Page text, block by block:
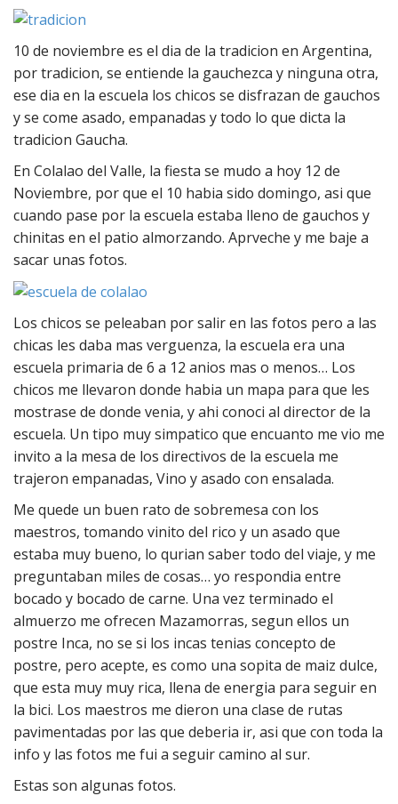
10 de noviembre es el dia de la tradicion en Argentina,
por tradicion, se entiende la gauchezca y ninguna otra,
ese dia en la escuela los chicos se disfrazan de gauchos
y se come asado, empanadas y todo lo que dicta la
tradicion Gaucha.
En Colalao del Valle, la fiesta se mudo a hoy 12 de
Noviembre, por que el 10 habia sido domingo, asi que
cuando pase por la escuela estaba lleno de gauchos y
chinitas en el patio almorzando. Aprveche y me baje a
sacar unas fotos.
Los chicos se peleaban por salir en las fotos pero a las
chicas les daba mas verguenza, la escuela era una
escuela primaria de 6 a 12 anios mas o menos… Los
chicos me llevaron donde habia un mapa para que les
mostrase de donde venia, y ahi conoci al director de la
escuela. Un tipo muy simpatico que encuanto me vio me
invito a la mesa de los directivos de la escuela me
trajeron empanadas, Vino y asado con ensalada.
Me quede un buen rato de sobremesa con los
maestros, tomando vinito del rico y un asado que
estaba muy bueno, lo qurian saber todo del viaje, y me
preguntaban miles de cosas… yo respondia entre
bocado y bocado de carne. Una vez terminado el
almuerzo me ofrecen Mazamorras, segun ellos un
postre Inca, no se si los incas tenias concepto de
postre, pero acepte, es como una sopita de maiz dulce,
que esta muy muy rica, llena de energia para seguir en
la bici. Los maestros me dieron una clase de rutas
pavimentadas por las que deberia ir, asi que con toda la
info y las fotos me fui a seguir camino al sur.
Estas son algunas fotos.